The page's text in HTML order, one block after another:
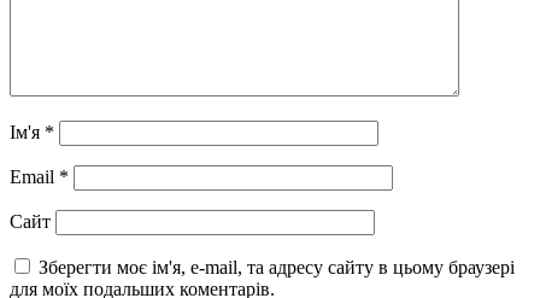
Ім'я *
Email *
Сайт
Зберегти моє ім'я, e-mail, та адресу сайту в цьому браузері
для моїх подальших коментарів.